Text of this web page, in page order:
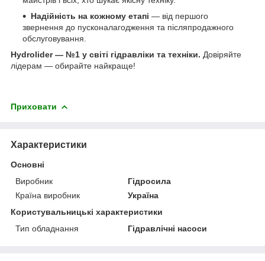
Надійність на кожному етапі — від першого
звернення до пусконалагодження та післяпродажного
обслуговування.
Hydrolider — №1 у світі гідравліки та техніки. Довіряйте
лідерам — обирайте найкраще!
Приховати
Характеристики
Основні
Виробник
Гідросила
Країна виробник
Україна
Користувальницькі характеристики
Тип обладнання
Гідравлічні насоси